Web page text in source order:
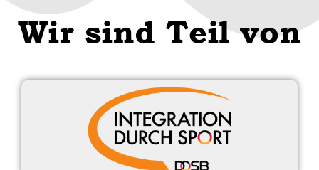
Wir sind Teil von